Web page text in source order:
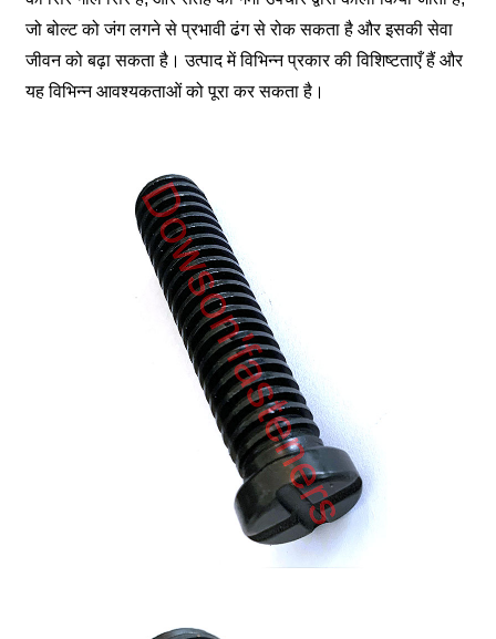
जो बोल्ट को जंग लगने से प्रभावी ढंग से रोक सकता है और इसकी सेवा
जीवन को बढ़ा सकता है। उत्पाद में विभिन्न प्रकार की विशिष्टताएँ हैं और
यह विभिन्न आवश्यकताओं को पूरा कर सकता है।